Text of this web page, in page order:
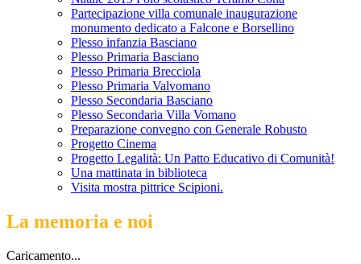
Partecipazione villa comunale inaugurazione
monumento dedicato a Falcone e Borsellino
Plesso infanzia Basciano
Plesso Primaria Basciano
Plesso Primaria Brecciola
Plesso Primaria Valvomano
Plesso Secondaria Basciano
Plesso Secondaria Villa Vomano
Preparazione convegno con Generale Robusto
Progetto Cinema
Progetto Legalità: Un Patto Educativo di Comunità!
Una mattinata in biblioteca
Visita mostra pittrice Scipioni.
La memoria e noi
Caricamento...